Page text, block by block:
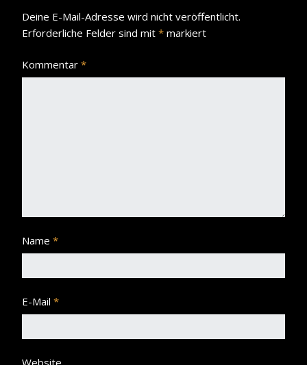
Deine E-Mail-Adresse wird nicht veröffentlicht.
Erforderliche Felder sind mit * markiert
Kommentar *
Name *
E-Mail *